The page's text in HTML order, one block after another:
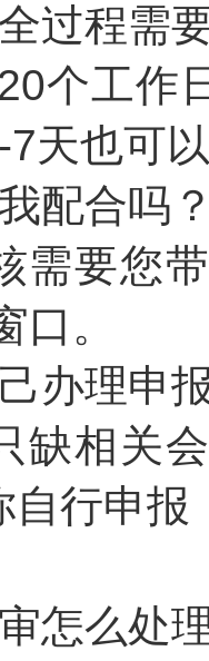
过程需
个工作
天也可
配合吗
需要您
口。
办理申
缺相关
自行申
怎么处